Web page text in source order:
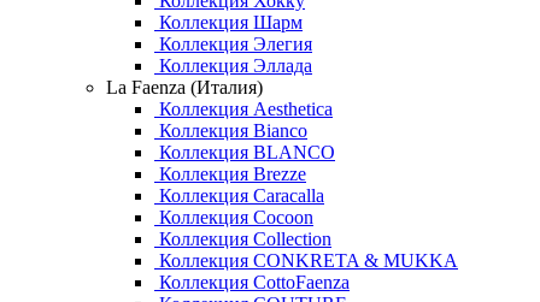
Коллекция Шарм
Коллекция Элегия
Коллекция Эллада
La Faenza (Италия)
Коллекция Aesthetica
Коллекция Bianco
Коллекция BLANCO
Коллекция Brezze
Коллекция Caracalla
Коллекция Cocoon
Коллекция Collection
Коллекция CONKRETA & MUKKA
Коллекция CottoFaenza